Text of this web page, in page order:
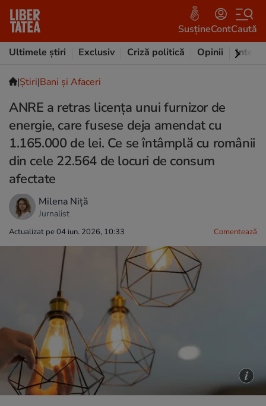
SusțineContCaută
Ultimele știri
Exclusiv Criză politică Opinii
|Ştiri|Bani și Afaceri
ANRE a retras licența unui furnizor de
energie, care fusese deja amendat cu
1.165.000 de lei. Ce se întâmplă cu românii
din cele 22.564 de locuri de consum
afectate
Milena Niță
Jurnalist
Actualizat pe 04 iun. 2026, 10:33 Comentează